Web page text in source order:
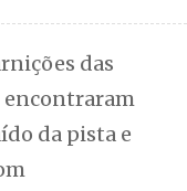
das
encontraram
da pista e